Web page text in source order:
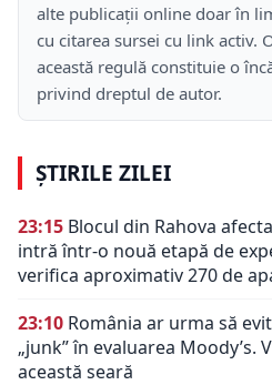
alte publicații online doar în
cu citarea sursei cu link activ.
această regulă constituie o
privind dreptul de autor.
ȘTIRILE ZILEI
23:15 Blocul din Rahova
intră într-o nouă etapă de
verifica aproximativ 270 de
23:10 România ar urma să
„junk” în evaluarea
această seară